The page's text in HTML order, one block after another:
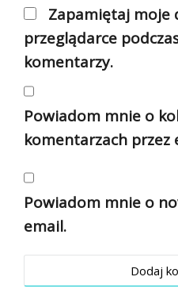
Zapamiętaj moje
przeglądarce
komentarzy.
Powiadom mnie o
komentarzach przez
Powiadom mnie o
email.